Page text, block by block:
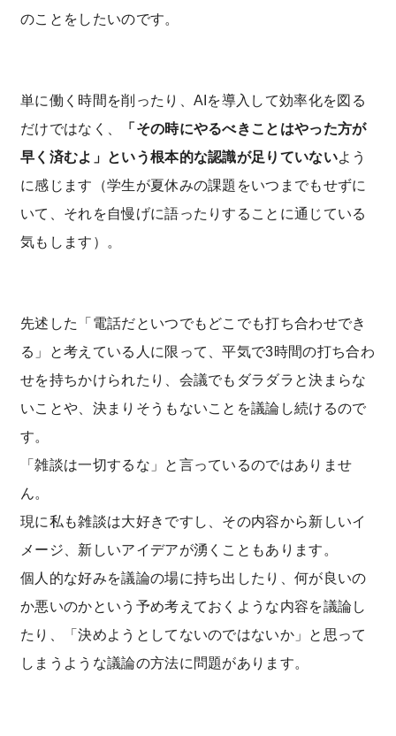
のことをしたいのです。
単に働く時間を削ったり、AIを導入して効率化を図る
だけではなく、
「その時にやるべきことはやった方が
早く済むよ」という根本的な認識が足りていないよう
に感じます（学生が夏休みの課題をいつまでもせずに
いて、それを自慢げに語ったりすることに通じている
気もします）。
先述した「電話だといつでもどこでも打ち合わせでき
る」と考えている人に限って、平気で3時間の打ち合わ
せを持ちかけられたり、会議でもダラダラと決まらな
いことや、決まりそうもないことを議論し続けるので
す。
「雑談は一切するな」と言っているのではありませ
ん。
現に私も雑談は大好きですし、その内容から新しいイ
メージ、新しいアイデアが湧くこともあります。
個人的な好みを議論の場に持ち出したり、何が良いの
か悪いのかという予め考えておくような内容を議論し
たり、「決めようとしてないのではないか」と思って
しまうような議論の方法に問題があります。